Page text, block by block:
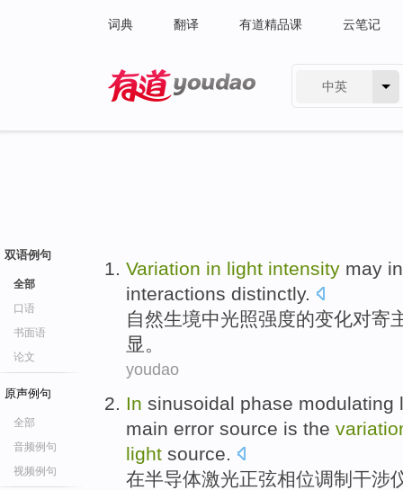
词典 翻译 有道精品课 云笔记
中英
双语例句
全部
口语
书面语
论文
原声例句
全部
音频例句
视频例句
Variation in light intensity may
interactions distinctly.
自然生境中光照强度的变化对寄
显。
youdao
In sinusoidal phase modulating
main error source is the
light source.
在半导体激光正弦相位调制 干涉